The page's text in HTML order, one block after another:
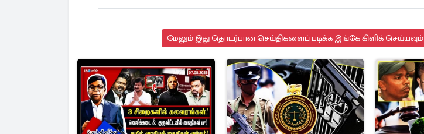
மேலும் இது தொடர்பான செய்திகளைப் படிக்க இங்கே கிளிக் செய்யவும்